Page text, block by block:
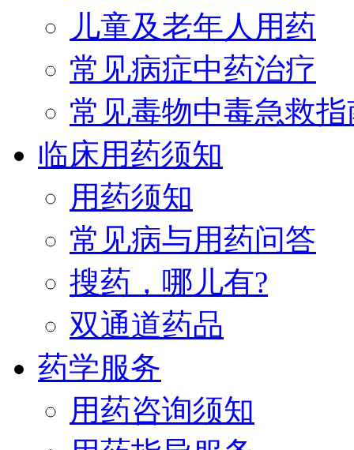
儿童及老年人用药
常见病症中药治疗
常见毒物中毒急救指
临床用药须知
用药须知
常见病与用药问答
搜药，哪儿有?
双通道药品
药学服务
用药咨询须知